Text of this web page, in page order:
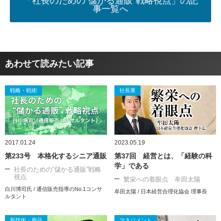
事一覧へ
あわせて読みたい記事
戦略・戦術
2017.01.24
第233号 本格化するシニア通販
社長のための“儲かる通販”戦略
視点
白川博司氏 / 通信販売指導のNo.1コンサ
ルタント
社長業
2023.05.19
第37回 経営とは、「経験の科
学」である
繁栄への着眼点 牟田太陽
牟田太陽 / 日本経営合理化協会 理事長